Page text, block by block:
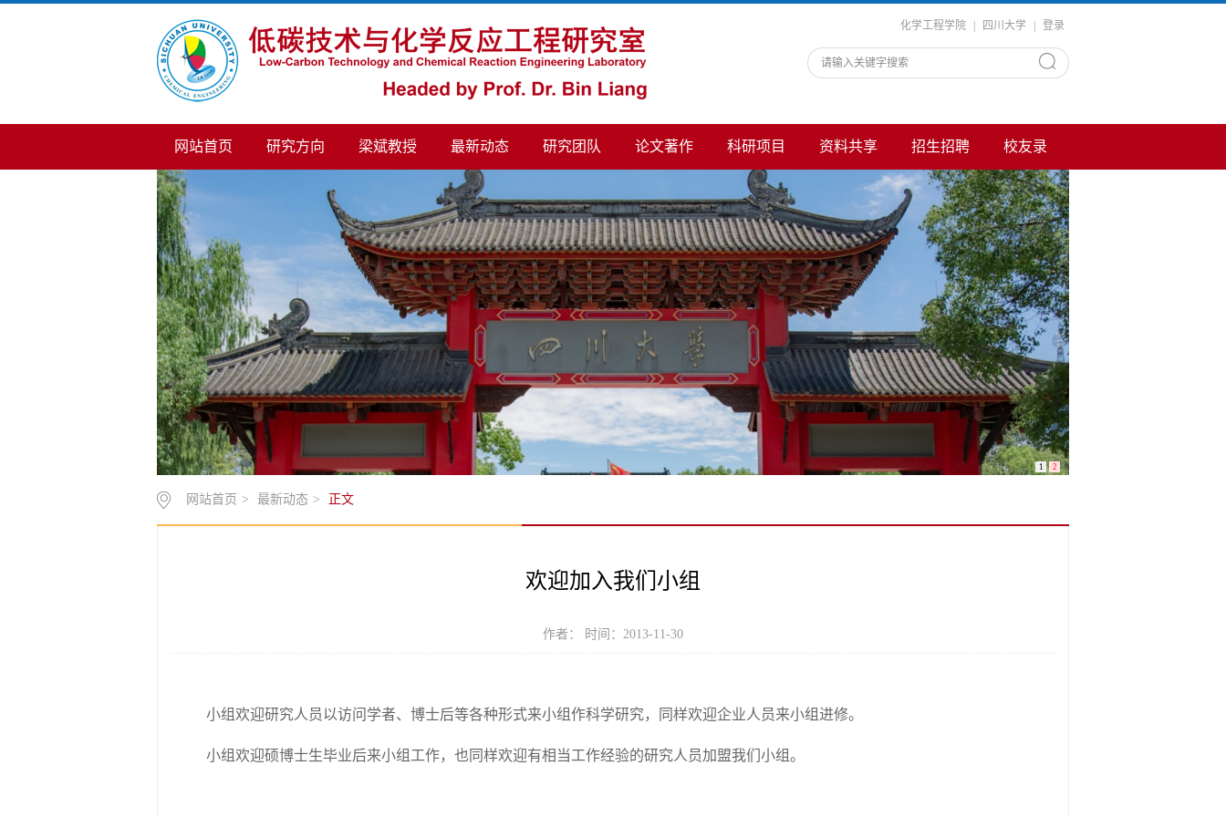
化学工程学院 四川大学 登录
网站首页 研究方向 梁斌教授 最新动态 研究团队 论文著作 科研项目 资料共享 招生招聘 校友录
1 2
网站首页 > 最新动态 > 正文
欢迎加入我们小组
作者： 时间：2013-11-30
小组欢迎研究人员以访问学者、博士后等各种形式来小组作科学研究，同样欢迎企业人员来小组进修。
小组欢迎硕博士生毕业后来小组工作，也同样欢迎有相当工作经验的研究人员加盟我们小组。